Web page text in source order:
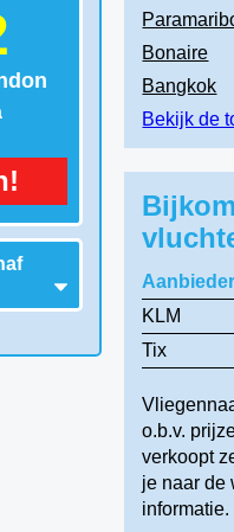
Bonaire
Bangkok
Bekijk de
Aanbieder
KLM
Tix
o.b.v.
verkoopt
je naar de
informatie.